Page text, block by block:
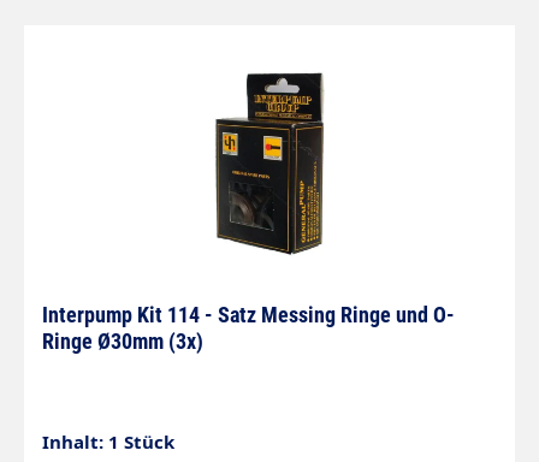
Interpump Kit 114 - Satz Messing Ringe und O-
Ringe Ø30mm (3x)
Inhalt: 1 Stück